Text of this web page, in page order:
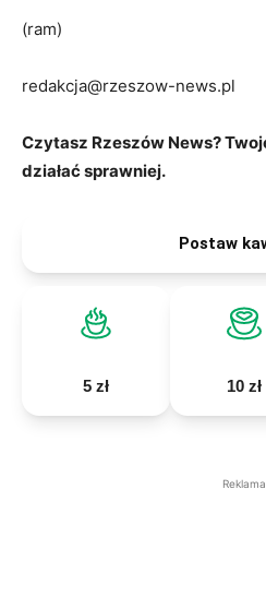
(ram)
redakcja@rzeszow-news.pl
Czytasz Rzeszów News?
działać sprawniej.
Postaw
5 zł 10 zł
Reklama